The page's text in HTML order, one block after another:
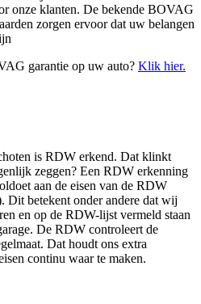
onze klanten. De bekende BOVAG
zorgen ervoor dat uw belangen
garantie op uw auto? Klik hier.
is RDW erkend. Dat klinkt
zeggen? Een RDW erkenning
aan de eisen van de RDW
Dit betekent onder andere dat wij
en op de RDW-lijst vermeld staan
De RDW controleert de
Dat houdt ons extra
continu waar te maken.